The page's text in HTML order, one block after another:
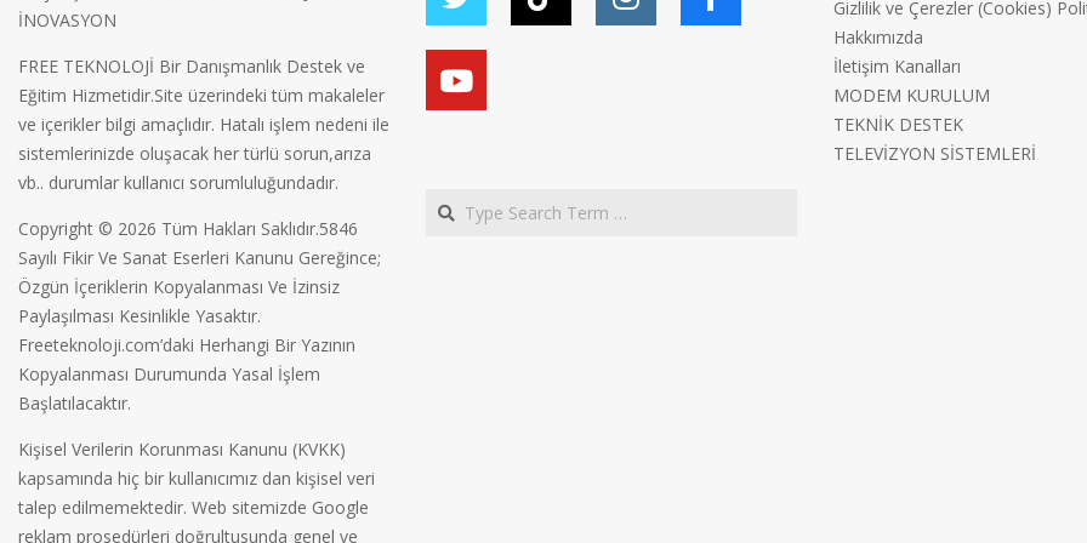
İNOVASYON
FREE TEKNOLOJİ Bir Danışmanlık Destek ve
Eğitim Hizmetidir.Site üzerindeki tüm makaleler
ve içerikler bilgi amaçlıdır. Hatalı işlem nedeni ile
sistemlerinizde oluşacak her türlü sorun,arıza
vb.. durumlar kullanıcı sorumluluğundadır.
Copyright © 2026 Tüm Hakları Saklıdır.5846
Sayılı Fikir Ve Sanat Eserleri Kanunu Gereğince;
Özgün İçeriklerin Kopyalanması Ve İzinsiz
Paylaşılması Kesinlikle Yasaktır.
Freeteknoloji.com’daki Herhangi Bir Yazının
Kopyalanması Durumunda Yasal İşlem
Başlatılacaktır.
Kişisel Verilerin Korunması Kanunu (KVKK)
kapsamında hiç bir kullanıcımız dan kişisel veri
talep edilmemektedir. Web sitemizde Google
reklam prosedürleri doğrultusunda genel ve
Search
Gizlilik ve Çerezler (Cookies)
Hakkımızda
İletişim Kanalları
MODEM KURULUM
TEKNİK DESTEK
TELEVİZYON SİSTEMLERİ